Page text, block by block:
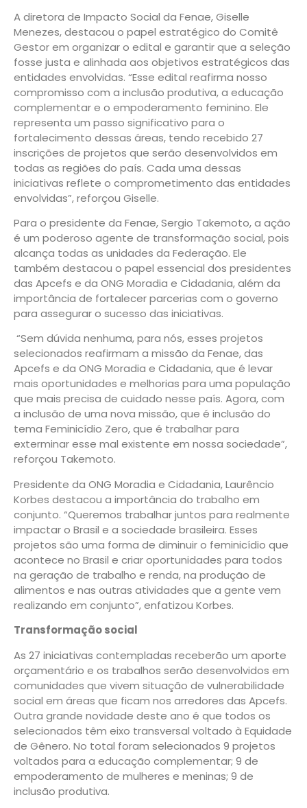
A diretora de Impacto Social da Fenae, Giselle
Menezes, destacou o papel estratégico do Comitê
Gestor em organizar o edital e garantir que a seleção
fosse justa e alinhada aos objetivos estratégicos das
entidades envolvidas. “Esse edital reafirma nosso
compromisso com a inclusão produtiva, a educação
complementar e o empoderamento feminino. Ele
representa um passo significativo para o
fortalecimento dessas áreas, tendo recebido 27
inscrições de projetos que serão desenvolvidos em
todas as regiões do país. Cada uma dessas
iniciativas reflete o comprometimento das entidades
envolvidas”, reforçou Giselle.
Para o presidente da Fenae, Sergio Takemoto, a ação
é um poderoso agente de transformação social, pois
alcança todas as unidades da Federação. Ele
também destacou o papel essencial dos presidentes
das Apcefs e da ONG Moradia e Cidadania, além da
importância de fortalecer parcerias com o governo
para assegurar o sucesso das iniciativas.
“Sem dúvida nenhuma, para nós, esses projetos
selecionados reafirmam a missão da Fenae, das
Apcefs e da ONG Moradia e Cidadania, que é levar
mais oportunidades e melhorias para uma população
que mais precisa de cuidado nesse país. Agora, com
a inclusão de uma nova missão, que é inclusão do
tema Feminicídio Zero, que é trabalhar para
exterminar esse mal existente em nossa sociedade”,
reforçou Takemoto.
Presidente da ONG Moradia e Cidadania, Laurêncio
Korbes destacou a importância do trabalho em
conjunto. “Queremos trabalhar juntos para realmente
impactar o Brasil e a sociedade brasileira. Esses
projetos são uma forma de diminuir o feminicídio que
acontece no Brasil e criar oportunidades para todos
na geração de trabalho e renda, na produção de
alimentos e nas outras atividades que a gente vem
realizando em conjunto”, enfatizou Korbes.
Transformação social
As 27 iniciativas contempladas receberão um aporte
orçamentário e os trabalhos serão desenvolvidos em
comunidades que vivem situação de vulnerabilidade
social em áreas que ficam nos arredores das Apcefs.
Outra grande novidade deste ano é que todos os
selecionados têm eixo transversal voltado à Equidade
de Gênero. No total foram selecionados 9 projetos
voltados para a educação complementar; 9 de
empoderamento de mulheres e meninas; 9 de
inclusão produtiva.